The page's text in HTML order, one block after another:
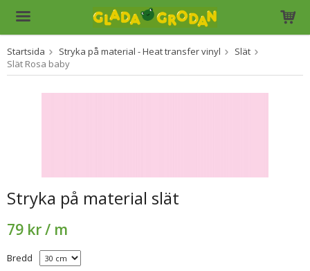
Startsida Stryka på material - Heat transfer vinyl
Slät
Slät Rosa baby
Stryka på material slät
79 kr/ m
Bredd